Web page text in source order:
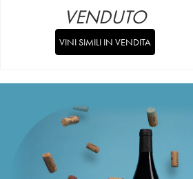
VENDUTO
VINI SIMILI IN VENDITA